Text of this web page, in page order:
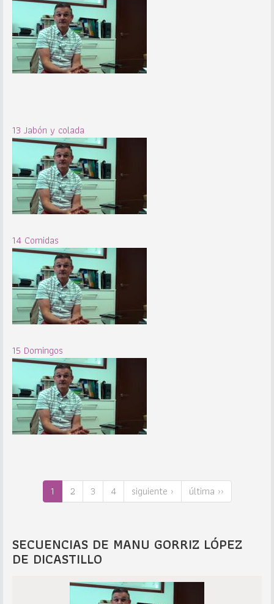
13 Jabón y colada
14 Comidas
15 Domingos
1 2 3 4 siguiente › última ››
SECUENCIAS DE MANU GORRIZ LÓPEZ
DE DICASTILLO